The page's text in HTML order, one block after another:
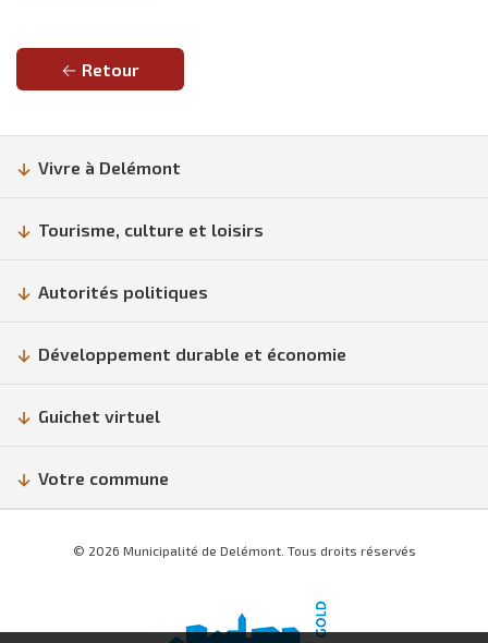
Retour
Vivre à Delémont
Tourisme, culture et loisirs
Autorités politiques
Développement durable et économie
Guichet virtuel
Votre commune
© 2026 Municipalité de Delémont. Tous droits réservés